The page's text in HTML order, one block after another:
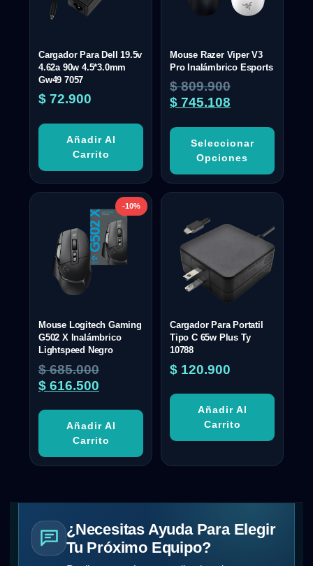
Cargador Para Dell 19.5v
4.62a 90w 4.5*3.0mm
Gw49 7057
$ 72.900
Añadir Al
Carrito
Mouse Razer Viper V3
Pro Inalámbrico Esports
$809.900
$ 745.108
Seleccionar
Opciones
-10%
Mouse Logitech Gaming
G502 X Inalámbrico
Lightspeed Negro
$685.000
$ 616.500
Añadir Al
Carrito
Cargador Para Portatil
Tipo C 65w Plus Ty
10788
$ 120.900
Añadir Al
Carrito
¿Necesitas Ayuda Para Elegir
Tu Próximo Equipo?